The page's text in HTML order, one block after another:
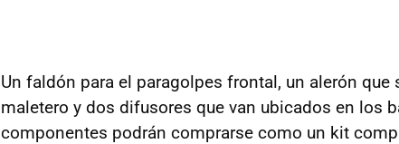
Un faldón para el paragolpes frontal, un alerón que
maletero y dos difusores que van ubicados en los
componentes podrán comprarse como un kit